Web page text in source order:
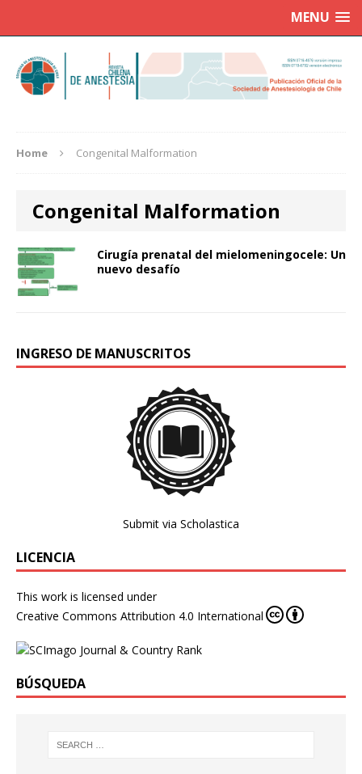
MENU
Home Congenital Malformation
Congenital Malformation
Cirugía prenatal del mielomeningocele: Un
nuevo desafío
INGRESO DE MANUSCRITOS
Submit via Scholastica
LICENCIA
This work is licensed under
Creative Commons Attribution 4.0 International
BÚSQUEDA